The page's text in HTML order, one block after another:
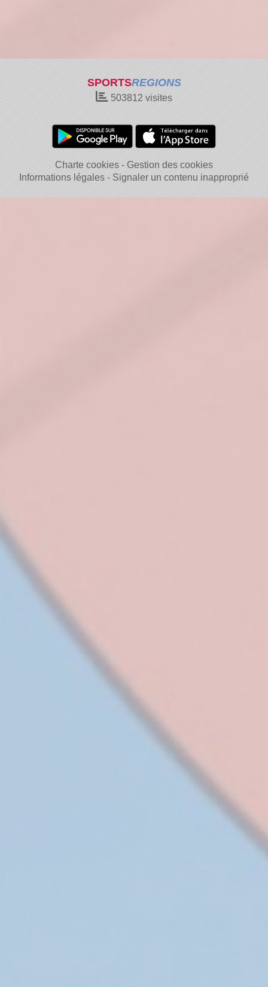
SPORTSREGIONS
503812 visites
Charte cookies
Gestion des cookies
Informations légales
Signaler un contenu inapproprié